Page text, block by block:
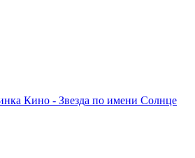
Кино - Звезда по имени Солнце